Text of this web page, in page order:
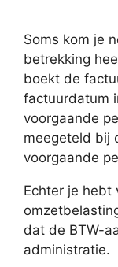
Soms kom je
betrekking
boekt de
factuurdatum
voorgaande
meegeteld bij
voorgaande
Echter je hebt
dat de BTW-
administratie.